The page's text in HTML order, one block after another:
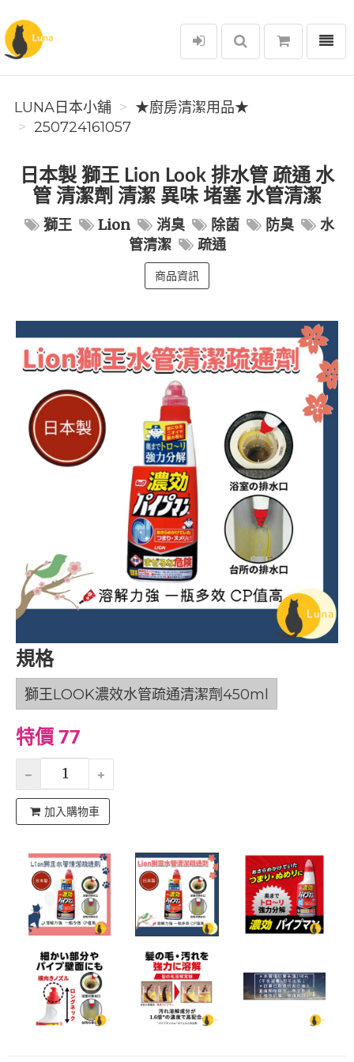
Luna日本小舖
選單
LUNA日本小舖
★廚房清潔用品★
250724161057
日本製 獅王 Lion Look 排水管 疏通 水
管 清潔劑 清潔 異味 堵塞 水管清潔
獅王 Lion 消臭 除菌 防臭
水
管清潔
疏通
商品資訊
規格
獅王LOOK濃效水管疏通清潔劑450ml
特價 77
加入購物車